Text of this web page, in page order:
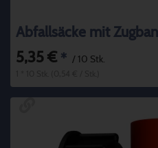
5,35 € * / 10 Stk.